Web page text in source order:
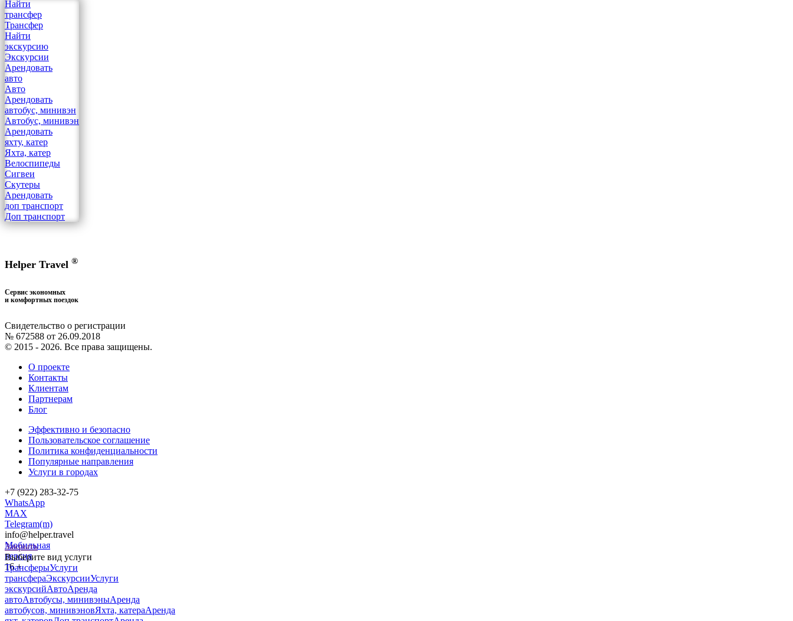
Найти
трансфер
Трансфер
Найти
экскурсию
Экскурсии
Арендовать
авто
Авто
Арендовать
автобус, минивэн
Автобус, минивэн
Арендовать
яхту, катер
Яхта, катер
Велоспипеды
Сигвеи
Скутеры
Арендовать
доп транспорт
Доп транспорт
Helper Travel ®
Сервис экономных
и комфортных поездок
Свидетельство о регистрации
№ 672588 от 26.09.2018
© 2015 - 2026. Все права защищены.
О проекте
Контакты
Клиентам
Партнерам
Блог
Эффективно и безопасно
Пользовательское соглашение
Политика конфиденциальности
Популярные направления
Услуги в городах
+7 (922) 283-32-75
WhatsApp
MAX
Telegram(m)
info@helper.travel
Мобильная
версия
16 +
Закрыть
Выберите вид услуги
ТрансферыУслуги
трансфераЭкскурсииУслуги
экскурсийАвтоАренда
автоАвтобусы, минивэныАренда
автобусов, минивэновЯхта, катераАренда